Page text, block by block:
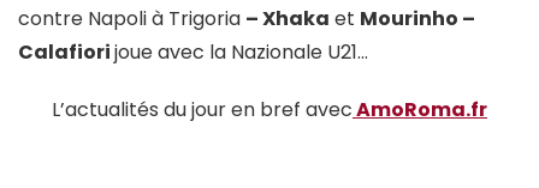
contre Napoli à Trigoria – Xhaka et Mourinho –
Calafiorijoue avec la Nazionale U21…
L’actualités du jour en bref avecAmoRoma.fr